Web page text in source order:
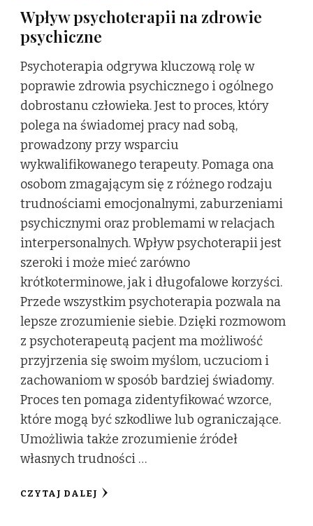
Wpływ psychoterapii na zdrowie
psychiczne
Psychoterapia odgrywa kluczową rolę w
poprawie zdrowia psychicznego i ogólnego
dobrostanu człowieka. Jest to proces, który
polega na świadomej pracy nad sobą,
prowadzony przy wsparciu
wykwalifikowanego terapeuty. Pomaga ona
osobom zmagającym się z różnego rodzaju
trudnościami emocjonalnymi, zaburzeniami
psychicznymi oraz problemami w relacjach
interpersonalnych. Wpływ psychoterapii jest
szeroki i może mieć zarówno
krótkoterminowe, jak i długofalowe korzyści.
Przede wszystkim psychoterapia pozwala na
lepsze zrozumienie siebie. Dzięki rozmowom
z psychoterapeutą pacjent ma możliwość
przyjrzenia się swoim myślom, uczuciom i
zachowaniom w sposób bardziej świadomy.
Proces ten pomaga zidentyfikować wzorce,
które mogą być szkodliwe lub ograniczające.
Umożliwia także zrozumienie źródeł
własnych trudności …
CZYTAJ DALEJ